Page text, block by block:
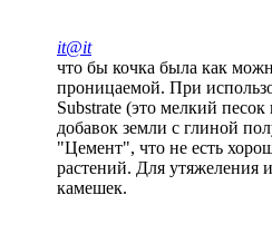
it@it
что бы кочка была как
проницаемой. При
Substrate (это мелкий
добавок земли с глиной
"Цемент", что не есть
растений. Для утяжеления
камешек.